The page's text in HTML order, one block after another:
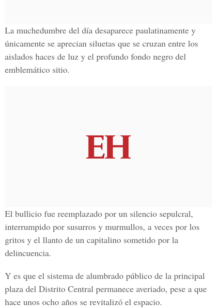
La muchedumbre del día desaparece paulatinamente y
únicamente se aprecian siluetas que se cruzan entre los
aislados haces de luz y el profundo fondo negro del
emblemático sitio.
El bullicio fue reemplazado por un silencio sepulcral,
interrumpido por susurros y murmullos, a veces por los
gritos y el llanto de un capitalino sometido por la
delincuencia.
Y es que el sistema de alumbrado público de la principal
plaza del Distrito Central permanece averiado, pese a que
hace unos ocho años se revitalizó el espacio.